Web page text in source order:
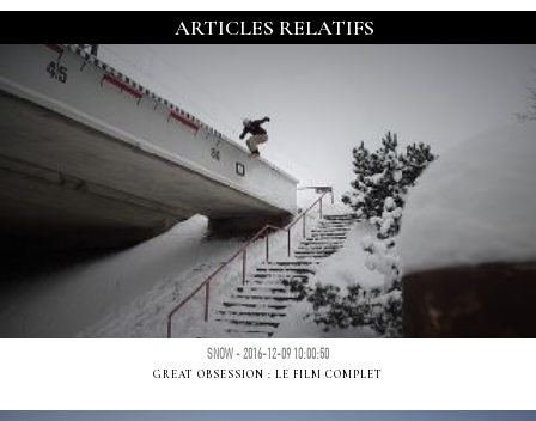
ARTICLES RELATIFS
SNOW - 2016-12-09 10:00:50
GREAT OBSESSION : LE FILM COMPLET